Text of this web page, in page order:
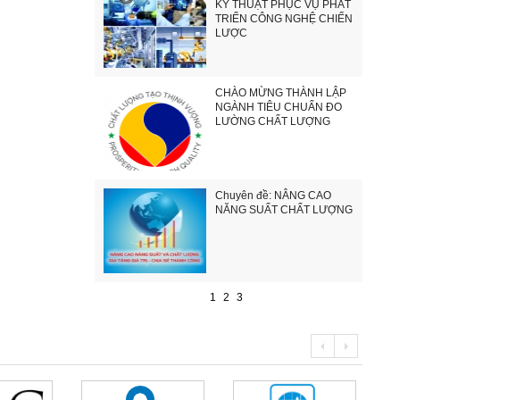
KỸ THUẬT PHỤC VỤ PHÁT
TRIỂN CÔNG NGHỆ CHIẾN
LƯỢC
CHÀO MỪNG THÀNH LẬP
NGÀNH TIÊU CHUẨN ĐO
LƯỜNG CHẤT LƯỢNG
Chuyên đề: NÂNG CAO
NĂNG SUẤT CHẤT LƯỢNG
1 2 3